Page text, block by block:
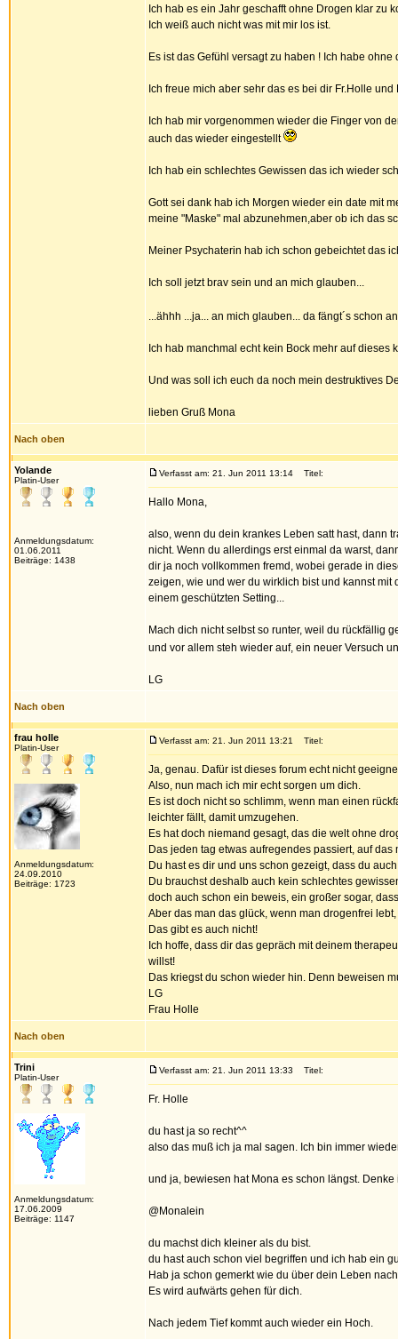
Ich hab es ein Jahr geschafft ohne Drogen klar zu
Ich weiß auch nicht was mit mir los ist.
Es ist das Gefühl versagt zu haben ! Ich habe
Ich freue mich aber sehr das es bei dir Fr.Holle
Ich hab mir vorgenommen wieder die Finger von
auch das wieder eingestellt
Ich hab ein schlechtes Gewissen das ich wieder
Gott sei dank hab ich Morgen wieder ein date mit
meine "Maske" mal abzunehmen,aber ob ich das
Meiner Psychaterin hab ich schon gebeichtet das
Ich soll jetzt brav sein und an mich glauben...
...ähhh ...ja... an mich glauben... da fängt´s schon
Ich hab manchmal echt kein Bock mehr auf dieses
Und was soll ich euch da noch mein destruktives
lieben Gruß Mona
Nach oben
Yolande
Platin-User
Anmeldungsdatum:
01.06.2011
Beiträge: 1438
Verfasst am: 21. Jun 2011 13:14 Titel:
Hallo Mona,
also, wenn du dein krankes Leben satt hast, dann
nicht. Wenn du allerdings erst einmal da warst,
dir ja noch vollkommen fremd, wobei gerade in
zeigen, wie und wer du wirklich bist und kannst
einem geschützten Setting...
Mach dich nicht selbst so runter, weil du rückfällig
und vor allem steh wieder auf, ein neuer Versuch
LG
Nach oben
frau holle
Platin-User
Anmeldungsdatum:
24.09.2010
Beiträge: 1723
Verfasst am: 21. Jun 2011 13:21 Titel:
Ja, genau. Dafür ist dieses forum echt nicht
Also, nun mach ich mir echt sorgen um dich.
Es ist doch nicht so schlimm, wenn man einen
leichter fällt, damit umzugehen.
Es hat doch niemand gesagt, das die welt ohne
Das jeden tag etwas aufregendes passiert, auf
Du hast es dir und uns schon gezeigt, dass du
Du brauchst deshalb auch kein schlechtes
doch auch schon ein beweis, ein großer sogar,
Aber das man das glück, wenn man drogenfrei
Das gibt es auch nicht!
Ich hoffe, dass dir das gepräch mit deinem
willst!
Das kriegst du schon wieder hin. Denn beweisen
LG
Frau Holle
Nach oben
Trini
Platin-User
Anmeldungsdatum:
17.06.2009
Beiträge: 1147
Verfasst am: 21. Jun 2011 13:33 Titel:
Fr. Holle
du hast ja so recht^^
also das muß ich ja mal sagen. Ich bin immer
und ja, bewiesen hat Mona es schon längst. Denke
@Monalein
du machst dich kleiner als du bist.
du hast auch schon viel begriffen und ich hab ein
Hab ja schon gemerkt wie du über dein Leben
Es wird aufwärts gehen für dich.
Nach jedem Tief kommt auch wieder ein Hoch.